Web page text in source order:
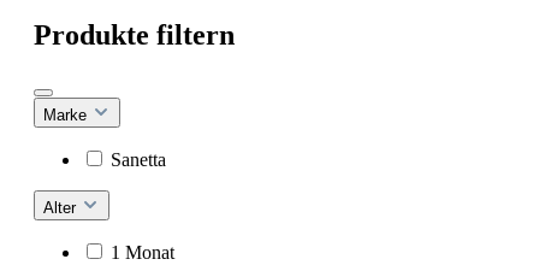
Produkte filtern
Marke
Sanetta
Alter
1 Monat